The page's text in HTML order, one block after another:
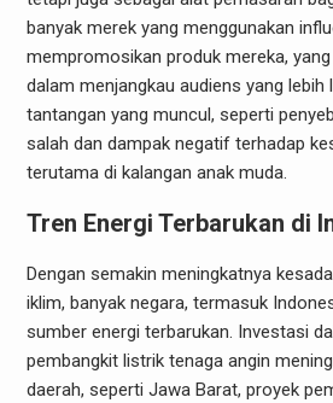
banyak merek yang menggunakan
mempromosikan produk mereka,
dalam menjangkau audiens yang lebih
tantangan yang muncul, seperti
salah dan dampak negatif terhadap
terutama di kalangan anak muda.
Tren Energi Terbarukan di
Dengan semakin meningkatnya
iklim, banyak negara, termasuk
sumber energi terbarukan. Investasi
pembangkit listrik tenaga angin
daerah, seperti Jawa Barat, proyek